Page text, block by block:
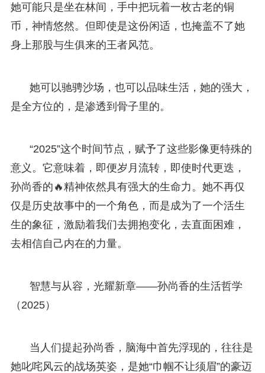
她可能只是坐在林间，手中把玩着一枚古老的铜
币，神情悠然。但即使是这份闲适，也掩盖不了她
身上那股与生俱来的王者风范。
她可以驰骋沙场，也可以品味生活，她的强大，
是全方位的，是渗透到骨子里的。
“2025”这个时间节点，赋予了这些影像更特殊的
意义。它意味着，即便岁月流转，即使时代更迭，
孙尚香的🔥精神依然具有强大的生命力。她不再仅
仅是历史故事中的一个角色，而是成为了一个活生
生的象征，激励着我们去拥抱变化，去直面困难，
去相信自己内在的力量。
智慧与从容，光耀新章——孙尚香的生活哲学
（2025）
当人们提起孙尚香，脑海中首先浮现的，往往是
她叱咤风云的战场英姿，是她“巾帼不让须眉”的豪迈